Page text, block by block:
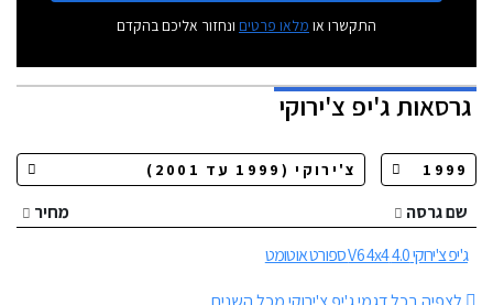
התקשרו או מלאו פרטים ונחזור אליכם בהקדם
גרסאותג'יפ צ'ירוקי
שם גרסה
מחיר
ג'יפ צ'ירוקי 4.0 V6 4x4 ספורט אוטומט